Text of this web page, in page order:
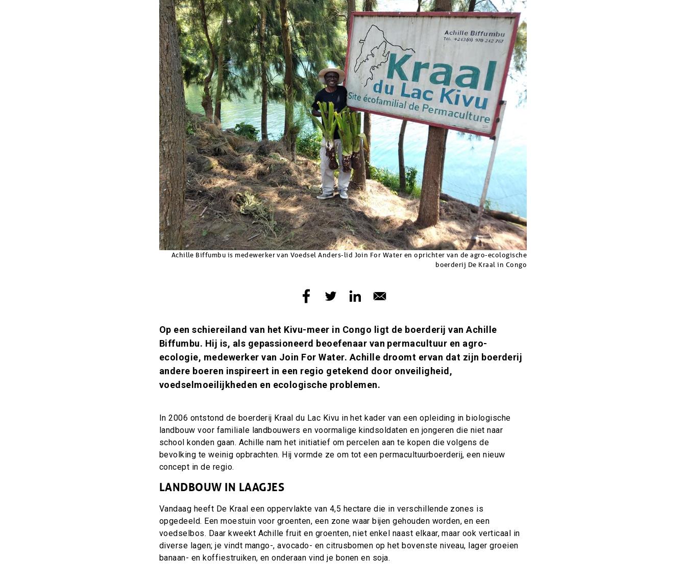
Copyright
Achille Biffumbu is medewerker van Voedsel Anders-lid Join For Water en oprichter van de agro-ecologische
boerderij De Kraal in Congo
Inleiding
Op een schiereiland van het Kivu-meer in Congo ligt de boerderij van Achille
Biffumbu. Hij is, als gepassioneerd beoefenaar van permacultuur en agro-
ecologie, medewerker van Join For Water. Achille droomt ervan dat zijn boerderij
andere boeren inspireert in een regio getekend door onveiligheid,
voedselmoeilijkheden en ecologische problemen.
In 2006 ontstond de boerderij Kraal du Lac Kivu in het kader van een opleiding in biologische
landbouw voor familiale landbouwers en voormalige kindsoldaten en jongeren die niet naar
school konden gaan. Achille nam het initiatief om percelen aan te kopen die volgens de
bevolking te weinig opbrachten. Hij vormde ze om tot een permacultuurboerderij, een nieuw
concept in de regio.
LANDBOUW IN LAAGJES
Vandaag heeft De Kraal een oppervlakte van 4,5 hectare die in verschillende zones is
opgedeeld. Een moestuin voor groenten, een zone waar bijen gehouden worden, en een
voedselbos. Daar kweekt Achille fruit en groenten, niet enkel naast elkaar, maar ook verticaal in
diverse lagen; je vindt mango-, avocado- en citrusbomen op het bovenste niveau, lager groeien
banaan- en koffiestruiken, en onderaan vind je bonen en soja.